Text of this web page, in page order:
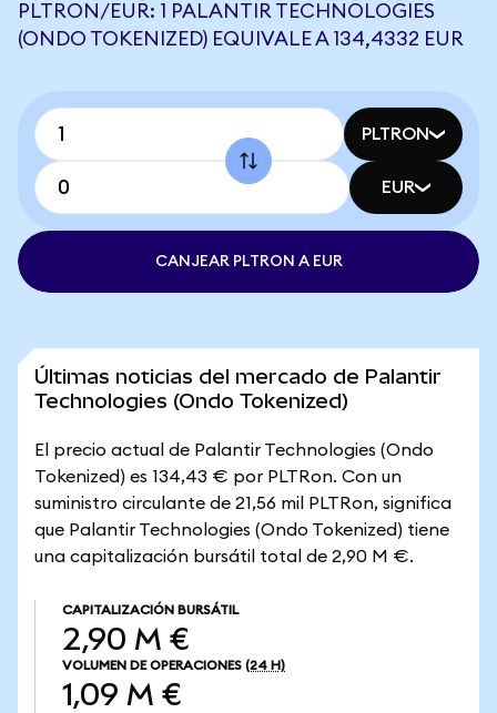
PLTRON/EUR: 1 PALANTIR TECHNOLOGIES
(ONDO TOKENIZED) EQUIVALE A 134,4332 EUR
PLTRON
EUR
CANJEAR PLTRON A EUR
Últimas noticias del mercado de Palantir
Technologies (Ondo Tokenized)
El precio actual de Palantir Technologies (Ondo
Tokenized) es 134,43 € por PLTRon. Con un
suministro circulante de 21,56 mil PLTRon, significa
que Palantir Technologies (Ondo Tokenized) tiene
una capitalización bursátil total de 2,90 M €.
CAPITALIZACIÓN BURSÁTIL
2,90 M €
VOLUMEN DE OPERACIONES (24 H)
1,09 M €